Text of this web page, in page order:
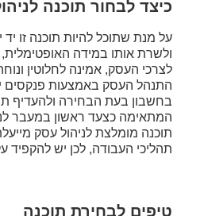
כיצד לבחור תוכנה
על מנת שתוכל להיות תוכנה זו
ולשרת אותו במידה
לצרכי העסק, אמינה לחלוטין
התנהל העסק באמצעות פנקסים
בחשבון בעת הבחירה ולהעדיף
המתאימה כצעד ראשון במעבר
תוכנה מומלצת לניהול עסק
תהליכי העבודה, לכן יש להקפיד
טיפים לבחירת תוכנה